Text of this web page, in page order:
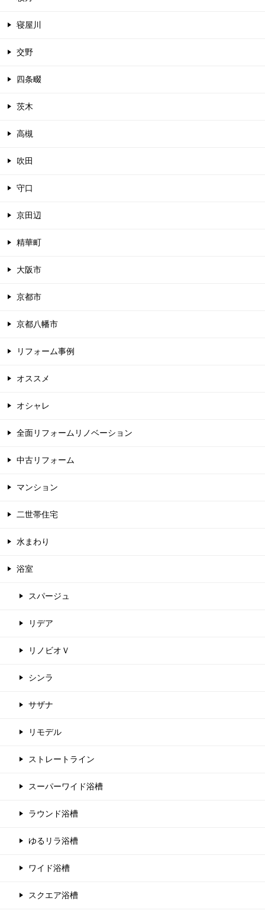
寝屋川
交野
四条畷
茨木
高槻
吹田
守口
京田辺
精華町
大阪市
京都市
京都八幡市
リフォーム事例
オススメ
オシャレ
全面リフォームリノベーション
中古リフォーム
マンション
二世帯住宅
水まわり
浴室
スパージュ
リデア
リノビオＶ
シンラ
サザナ
リモデル
ストレートライン
スーパーワイド浴槽
ラウンド浴槽
ゆるリラ浴槽
ワイド浴槽
スクエア浴槽